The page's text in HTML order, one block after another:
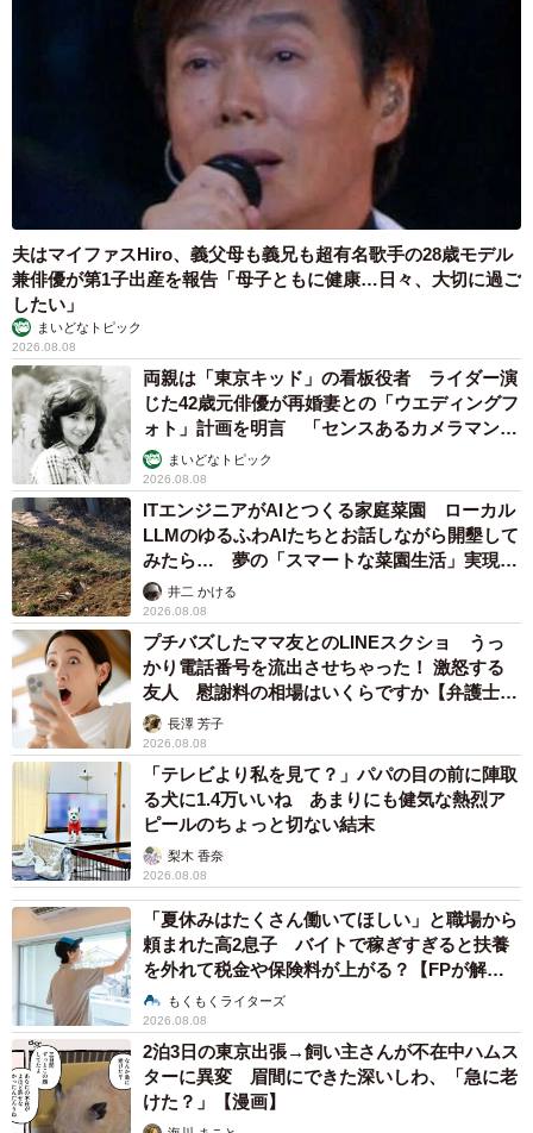
ないで勝手に作業を始めるので注意されていました」
上手くいかない日々の中で小籔さんは、「健常者を目指す
のは諦めよう」と落ち込むようになっていく。
「障害者でも芸能人になってもいい」と気づいて
そんなある日、未来を変える気づきを得た。テレビを見て
いた小籔さんは、ダウン症がありながら女優として活躍す
る人がいることを知り、衝撃を受けたのだ。
障害があっても芸能人になっていいんだ…。そう思い、す
ぐさまネットで障害者専門の芸能事務所を検索。興味を惹
かれた 知的・身体障害者専門アヴニールプロダクション
応募し、見事合格を掴む。
入所後には母親を亡くすという辛い現実に直面したが、な
んとか心を立て直し、様々なレッスンを受けたり外部の小
劇場に出演したりと精力的に活動。その中で膨らんだの
は、俳優業への憧れだった。
「初めて外部の小劇場で軽度知的障害者の役を演じた時に
は、たっくん（演じた役）の生い立ちや家庭環境や気持ち
が見えてきて、初日の本読みで泣いてしまいました」
夫はマイファスHiro、義父母も義兄も超有名歌手の28歳モデル
兼俳優が第1子出産を報告「母子ともに健康…日々、大切に過ご
したい」
まいどなトピック
2026.08.08
両親は「東京キッド」の看板役者 ライダー演
じた42歳元俳優が再婚妻との「ウエディングフ
ォト」計画を明言 「センスあるカメラマン求
む」まいどなトピック
2026.08.08
ITエンジニアがAIとつくる家庭菜園 ローカル
LLMのゆるふわAIたちとお話しながら開墾して
みたら… 夢の「スマートな菜園生活」実現な
るか井二 かける
2026.08.08
プチバズしたママ友とのLINEスクショ うっ
かり電話番号を流出させちゃった！ 激怒する
友人 慰謝料の相場はいくらですか【弁護士が
解説】長澤 芳子
2026.08.08
「テレビより私を見て？」パパの目の前に陣取
る犬に1.4万いいね あまりにも健気な熱烈ア
ピールのちょっと切ない結末
梨木 香奈
2026.08.08
「夏休みはたくさん働いてほしい」と職場から
頼まれた高2息子 バイトで稼ぎすぎると扶養
を外れて税金や保険料が上がる？【FPが解
説】もくもくライターズ
2026.08.08
2泊3日の東京出張→飼い主さんが不在中ハムス
ターに異変 眉間にできた深いしわ、「急に老
けた？」【漫画】